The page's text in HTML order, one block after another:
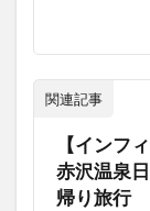
関連記事
【インフ
赤沢温泉
帰り旅行